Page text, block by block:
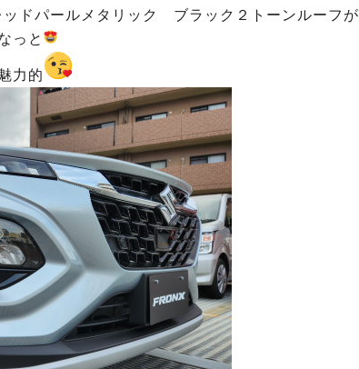
ドパールメタリック ブラック２トーンルーフが
っと
力的